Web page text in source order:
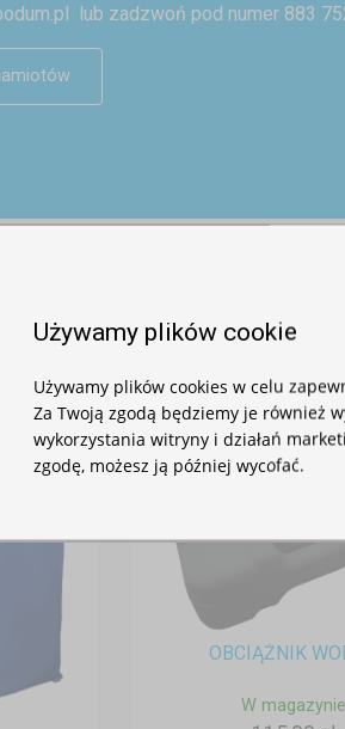
lub zadzwoń pod numer 883
OBCIĄŻNIK
W magazynie
Używamy plików cookie
Używamy plików cookies w celu
Za Twoją zgodą będziemy je również
wykorzystania witryny i działań
zgodę, możesz ją później wycofać.